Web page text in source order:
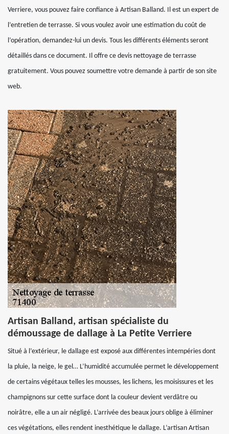
Verriere, vous pouvez faire confiance à Artisan Balland. Il est un expert de
l’entretien de terrasse. Si vous voulez avoir une estimation du coût de
l’opération, demandez-lui un devis. Tous les différents éléments seront
détaillés dans ce document. Il offre ce devis nettoyage de terrasse
gratuitement. Vous pouvez soumettre votre demande à partir de son site
web.
Artisan Balland, artisan spécialiste du
démoussage de dallage à La Petite Verriere
Situé à l’extérieur, le dallage est exposé aux différentes intempéries dont
la pluie, la neige, le gel… L’humidité accumulée permet le développement
de certains végétaux telles les mousses, les lichens, les moisissures et les
champignons sur cette surface dont la couleur devient verdâtre ou
noirâtre, elle a un air négligé. L’arrivée des beaux jours oblige à éliminer
ces végétations, elles rendent inesthétique le dallage. L’artisan Artisan